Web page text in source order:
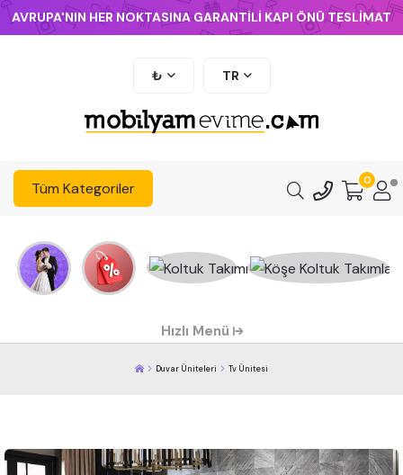
AVRUPA'NIN HER NOKTASINA GARANTİLİ KAPI ÖNÜ TESLİMAT
₺ TR
Tüm Kategoriler 0
Hızlı Menü
Duvar Üniteleri Tv Ünitesi